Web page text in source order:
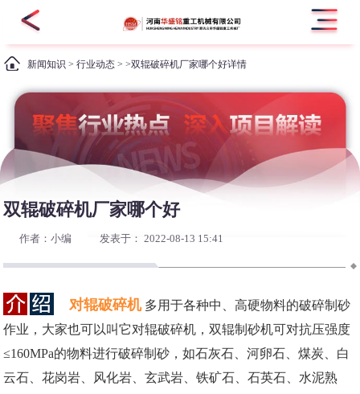
新闻知识 >行业动态 > >双辊破碎机厂家哪个好详情
双辊破碎机厂家哪个好
作者：小编 发表于： 2022-08-13 15:41
对辊破碎机 多用于各种中、高硬物料的破碎制砂
作业，大家也可以叫它对辊破碎机，双辊制砂机可对抗压强度
≤160MPa的物料进行破碎制砂，如石灰石、河卵石、煤炭、白
云石、花岗岩、风化岩、玄武岩、铁矿石、石英石、水泥熟